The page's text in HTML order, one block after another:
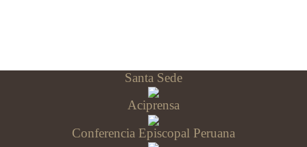
Santa Sede
Aciprensa
Conferencia Episcopal Peruana